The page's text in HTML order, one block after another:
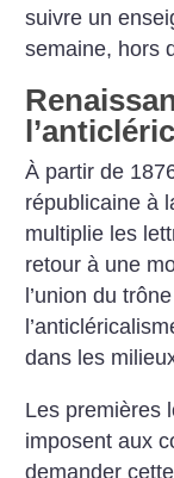
suivre un
semaine, hors
À partir de
républicaine à
multiplie les
retour à une
l’union du
dans les
Les premières
imposent aux
demander